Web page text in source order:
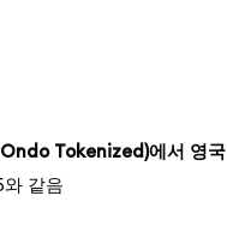
Tokenized)에서 영국
같음